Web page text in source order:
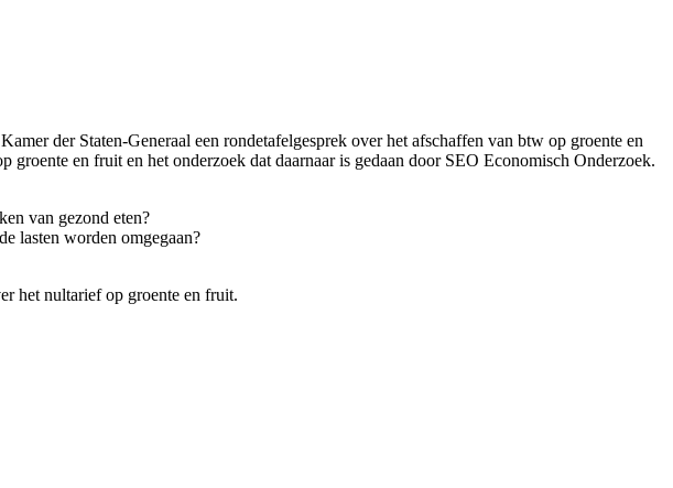
der Staten-Generaal een rondetafelgesprek over het afschaffen van btw op groente en
en fruit en het onderzoek dat daarnaar is gedaan door SEO Economisch Onderzoek.
van gezond eten?
lasten worden omgegaan?
het nultarief op groente en fruit.